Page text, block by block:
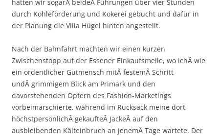
hatten wir sogarÂ beideÂ Führungen über vier Stunden
durch Kohleförderung und Kokerei gebucht und dafür in
der Planung die Villa Hügel hinten angestellt.
Nach der Bahnfahrt machten wir einen kurzen
Zwischenstopp auf der Essener Einkaufsmeile, wo ichÂ wie
ein ordentlicher Gutmensch mitÂ festemÂ Schritt
undÂ grimmigem Blick am Primark und den
davorstehenden Opfern des Fashion-Marketings
vorbeimarschierte, während im Rucksack meine dort
höchstpersönlichÂ gekaufteÂ JackeÂ auf den
ausbleibenden Kälteinbruch an jenemÂ Tage wartete. Der